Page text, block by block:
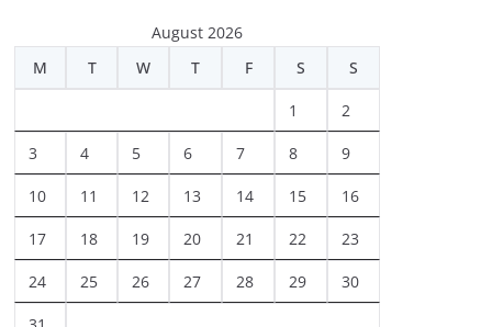
August 2026
M
T W T F S S
1 2
3 4 5 6 7 8 9
10 11 12 13 14 15 16
17 18 19 20 21 22 23
24 25 26 27 28 29 30